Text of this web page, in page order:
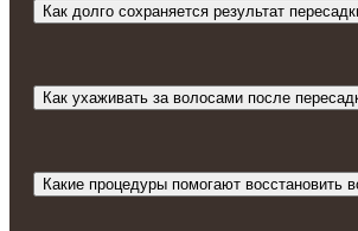
Как долго сохраняется результат
Как ухаживать за волосами после
Какие процедуры помогают восстановить